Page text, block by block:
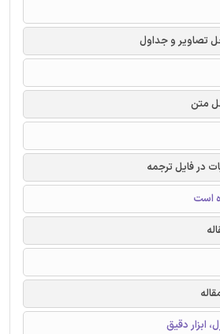
تصاویر و جداول
متن
در فایل ترجمه
است
ابزار دقیق